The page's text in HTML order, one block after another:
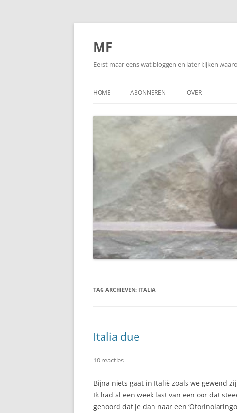
Ga
inhoud
MF
Eerst maar eens wat bloggen en later kijken
HOME ABONNEREN OVER
TAG ARCHIEVEN: ITALIA
Italia due
10 reacties
Bijna niets gaat in Italië zoals we gewend
Ik had al een week last van een oor dat
gehoord dat je dan naar een